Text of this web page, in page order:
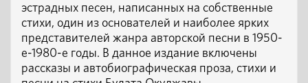
эстрадных песен, написанных на собственные
стихи, один из основателей и наиболее ярких
представителей жанра авторской песни в 1950-
е-1980-е годы. В данное издание включены
рассказы и автобиографическая проза, стихи и